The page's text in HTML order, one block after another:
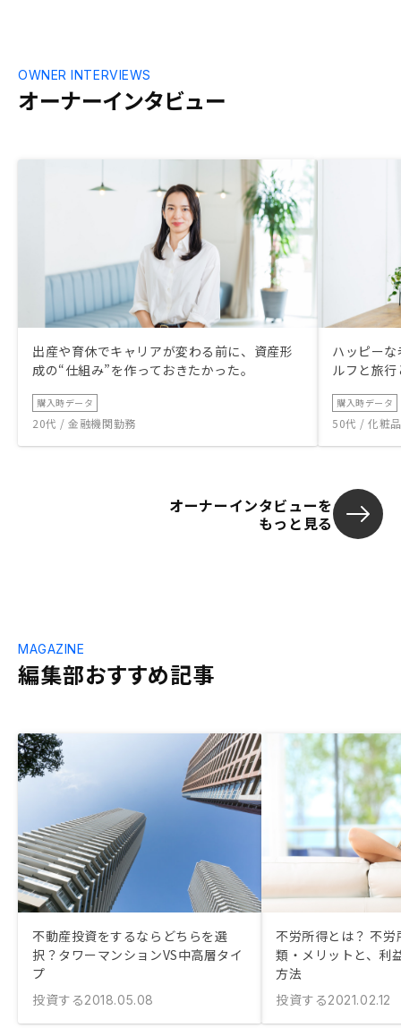
オーナーインタビュー
OWNER INTERVIEWS
出産や育休でキャリアが変わる前に、資産形
成の“仕組み”を作っておきたかった。
購入時データ
20代 / 金融機関勤務
ハッピー
ルフと旅
購入時データ
50代 / 化粧
オーナーインタビューを
もっと見る
編集部おすすめ記事
MAGAZINE
不動産投資をするならどちらを選
択？タワーマンションVS中高層タイ
プ
投資する2018.05.08
不労所得とは？ 不労
類・メリットと、利
方法
投資する2021.02.12